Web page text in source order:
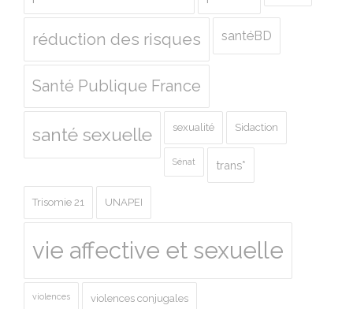
réduction des risques santéBD
Santé Publique France
santé sexuelle sexualité Sidaction
Sénat trans*
Trisomie 21 UNAPEI
vie affective et sexuelle
violences violences conjugales